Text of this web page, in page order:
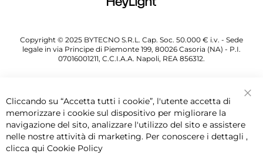
Copyright © 2025 BYTECNO S.R.L. Cap. Soc. 50.000 € i.v. - Sede
legale in via Principe di Piemonte 199, 80026 Casoria (NA) - P.I.
07016001211, C.C.I.A.A. Napoli, REA 856312.
Cliccando su “Accetta tutti i cookie”, l'utente accetta di
memorizzare i cookie sul dispositivo per migliorare la
navigazione del sito, analizzare l'utilizzo del sito e assistere
nelle nostre attività di marketing. Per conoscere i dettagli ,
clicca qui Cookie Policy